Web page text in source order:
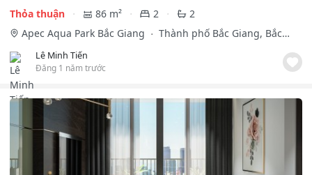
Thỏa thuận
86 m² 2
2
Apec Aqua Park Bắc Giang
Thành phố Bắc Giang, Bắc
Lê Minh Tiến
Đăng 1 năm trước